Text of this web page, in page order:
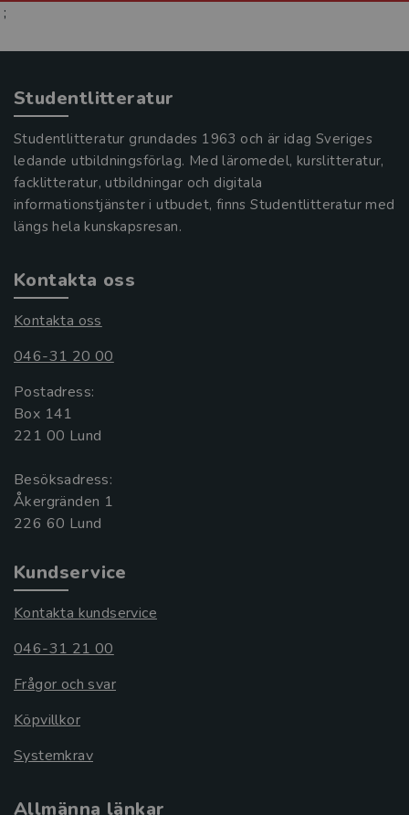
;
Studentlitteratur
Studentlitteratur grundades 1963 och är idag Sveriges
ledande utbildningsförlag. Med läromedel, kurslitteratur,
facklitteratur, utbildningar och digitala
informationstjänster i utbudet, finns Studentlitteratur med
längs hela kunskapsresan.
Kontakta oss
Kontakta oss
046-31 20 00
Postadress:
Box 141
221 00 Lund
Besöksadress:
Åkergränden 1
Kundservice
Kontakta kundservice
046-31 21 00
Frågor och svar
Köpvillkor
Systemkrav
Allmänna länkar